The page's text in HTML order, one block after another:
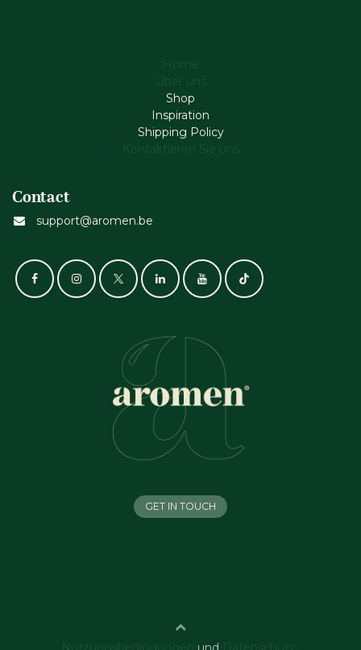
Home
Über uns
Shop
Inspiration
Shipping Policy
Kontaktieren Sie uns
Contact
support@aromen.be
GET IN TOUCH